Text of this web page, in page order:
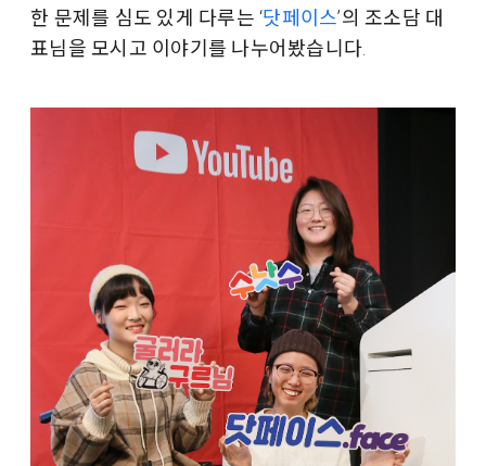
한 문제를 심도 있게 다루는 ‘닷페이스’의 조소담 대
표님을 모시고 이야기를 나누어봤습니다.